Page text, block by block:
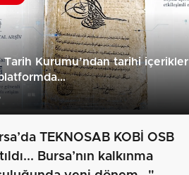
Tarih Kurumu’ndan tarihi içerikler
TEKNOSAB KOBİ OSB
Bursa’nın kalkınma